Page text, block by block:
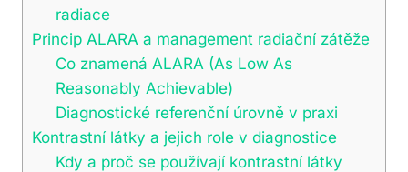
radiace
Princip ALARA a management radiační zátěže
Co znamená ALARA (As Low As
Reasonably Achievable)
Diagnostické referenční úrovně v praxi
Kontrastní látky a jejich role v diagnostice
Kdy a proč se používají kontrastní látky